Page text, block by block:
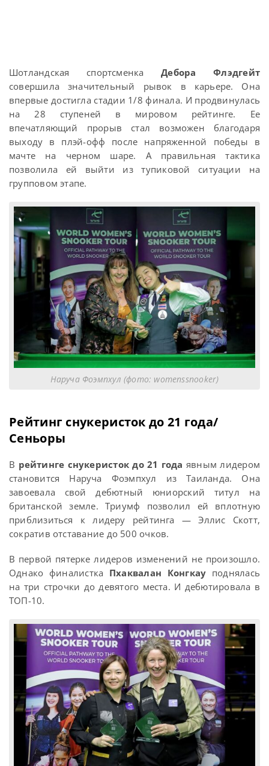
Шотландская спортсменкаДебора Флэдгейт
совершила значительный рывок в карьере. Она
впервые достигла стадии 1/8 финала. И продвинулась
на 28 ступеней в мировом рейтинге. Ее
впечатляющий прорыв стал возможен благодаря
выходу в плэй-офф после напряженной победы в
мачте на черном шаре. А правильная тактика
позволила ей выйти из тупиковой ситуации на
групповом этапе.
Наруча Фоэмпхул (фото: womenssnooker)
Рейтинг снукеристок до 21 года/
Сеньоры
В рейтинге снукеристок до 21 года явным лидером
становится Наруча Фоэмпхул из Таиланда. Она
завоевала свой дебютный юниорский титул на
британской земле. Триумф позволил ей вплотную
приблизиться к лидеру рейтинга — Эллис Скотт,
сократив отставание до 500 очков.
В первой пятерке лидеров изменений не произошло.
Однако финалистка Пхаквалан Конгкау поднялась
на три строчки до девятого места. И дебютировала в
ТОП-10.